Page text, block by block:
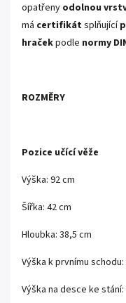
opatřeny odolnou
má certifikátsplňující
hračekpodle normy
ROZMĚRY
Pozice učící věže
Výška: 92 cm
Šířka: 42 cm
Hloubka: 38,5 cm
Výška k prvnímu schodu:
Výška na desce ke stání: